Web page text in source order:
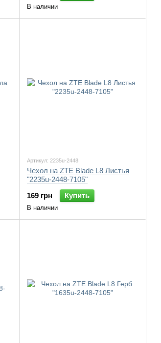
В наличии
Артикул: 2235u-2448
Чехол на ZTE Blade L8 Листья
"2235u-2448-7105"
169 грн
Купить
В наличии